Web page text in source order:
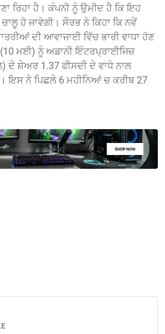
ਰਿਹਾ ਹੈ। ਕੰਪਨੀ ਨੂੰ ਉਮੀਦ ਹੈ ਕਿ ਇਹ
ਹੋ ਜਾਵੇਗੀ। ਸੌਰਭ ਨੇ ਕਿਹਾ ਕਿ ਨਵੇਂ
ਦੀ ਆਵਾਜਾਈ ਵਿੱਚ ਭਾਰੀ ਵਾਧਾ ਹੋਣ
(10 ਮਈ) ਨੂੰ ਅਡਾਨੀ ਇੰਟਰਪ੍ਰਾਈਜਿਜ਼
ਸ਼ੇਅਰ 1.37 ਫੀਸਦੀ ਦੇ ਵਾਧੇ ਨਾਲ
ਇਸ ਨੇ ਪਿਛਲੇ 6 ਮਹੀਨਿਆਂ ਚ ਕਰੀਬ 27